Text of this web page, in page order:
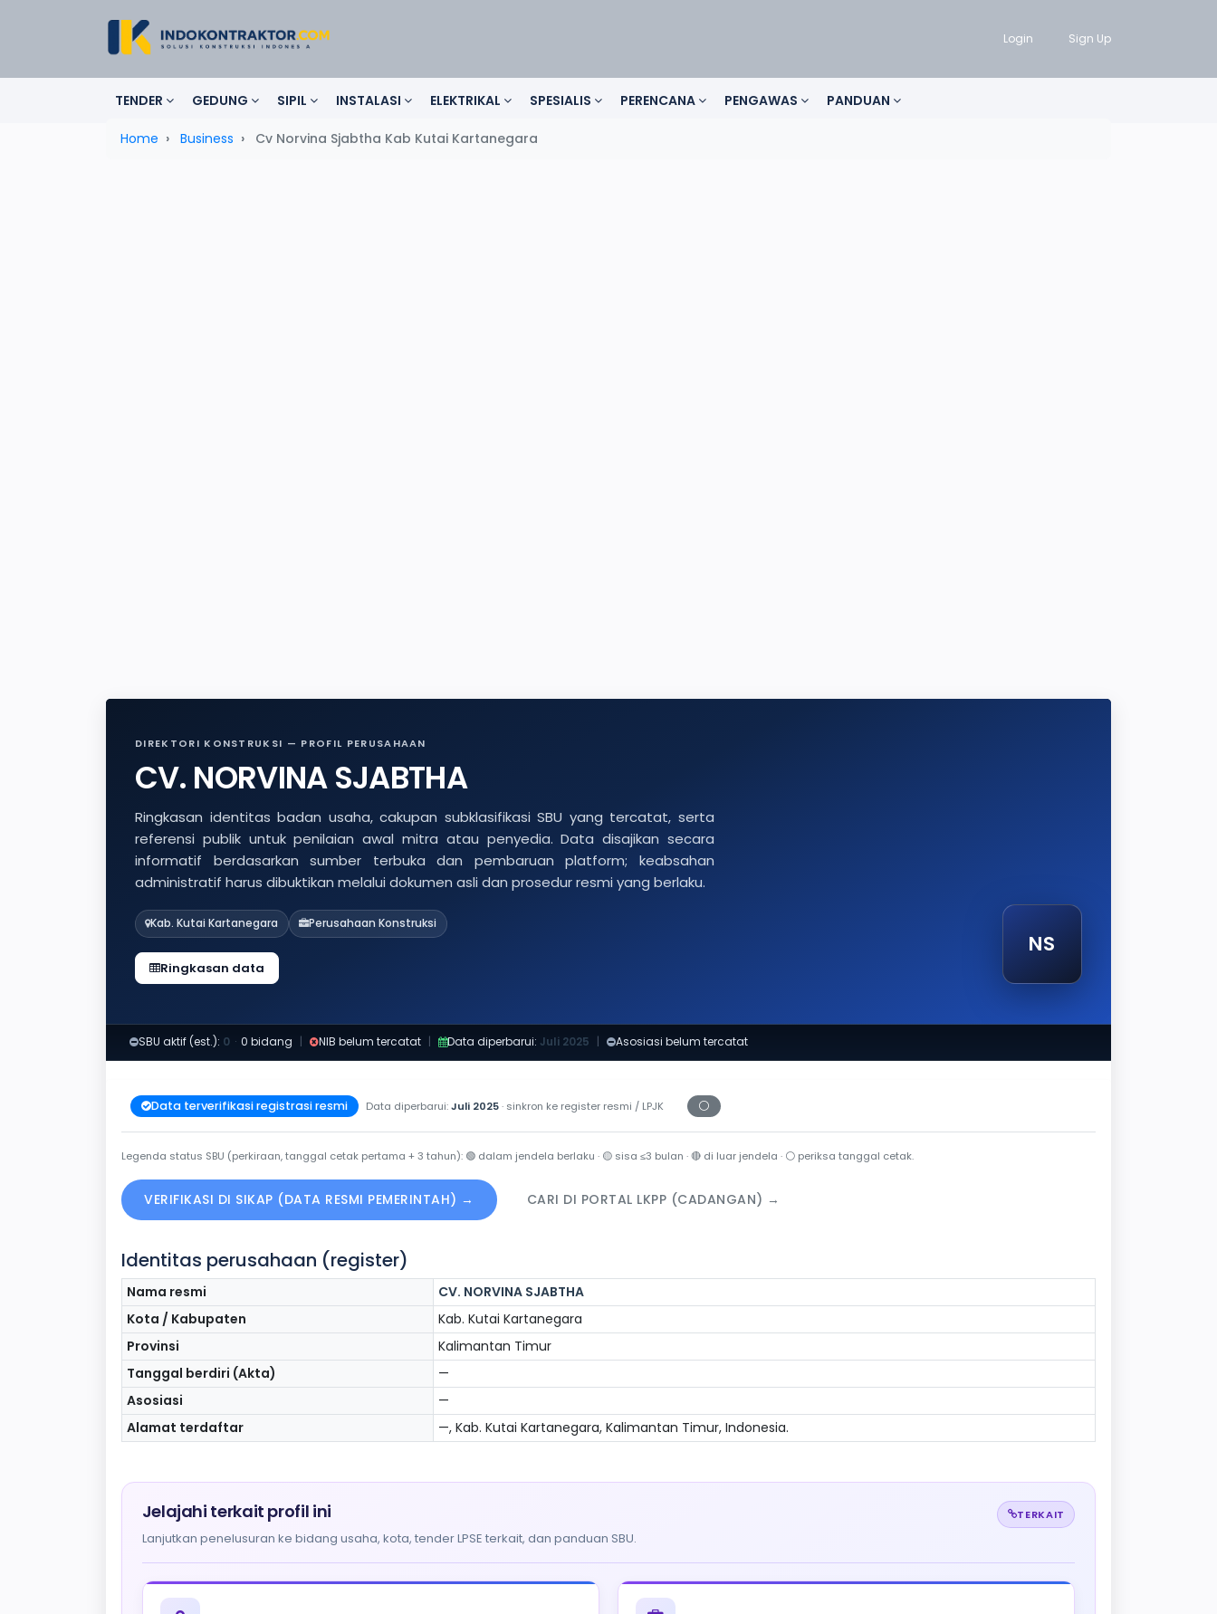
Login Sign Up
TENDER GEDUNG SIPIL INSTALASI ELEKTRIKAL SPESIALIS PERENCANA PENGAWAS PANDUAN
Home Business Cv Norvina Sjabtha Kab Kutai Kartanegara
DIREKTORI KONSTRUKSI — PROFIL PERUSAHAAN
CV. NORVINA SJABTHA
Ringkasan identitas badan usaha, cakupan subklasifikasi SBU yang tercatat, serta
referensi publik untuk penilaian awal mitra atau penyedia. Data disajikan secara
informatif berdasarkan sumber terbuka dan pembaruan platform; keabsahan
administratif harus dibuktikan melalui dokumen asli dan prosedur resmi yang berlaku.
Kab. Kutai Kartanegara Perusahaan Konstruksi
Ringkasan data
NS
SBU aktif (est.): 0 · 0 bidang | NIB belum tercatat | Data diperbarui: Juli 2025 | Asosiasi belum tercatat
Data terverifikasi registrasi resmi Data diperbarui:Juli 2025· sinkron ke register resmi / LPJK ⚪
Periksa tanggal cetak
Legenda status SBU (perkiraan, tanggal cetak pertama + 3 tahun): 🟢 dalam jendela berlaku · 🟡 sisa ≤3 bulan ·🔴 di luar jendela · ⚪ periksa tanggal cetak.
VERIFIKASI DI SIKAP (DATA RESMI PEMERINTAH) → CARI DI PORTAL LKPP (CADANGAN) →
Identitas perusahaan (register)
Nama resmi
CV. NORVINA SJABTHA
Kota / Kabupaten
Kab. Kutai Kartanegara
Provinsi
Kalimantan Timur
Tanggal berdiri (Akta)
—
Asosiasi
—
Alamat terdaftar
—, Kab. Kutai Kartanegara, Kalimantan Timur, Indonesia.
Jelajahi terkait profil ini
Lanjutkan penelusuran ke bidang usaha, kota, tender LPSE terkait, dan panduan SBU.
TERKAIT